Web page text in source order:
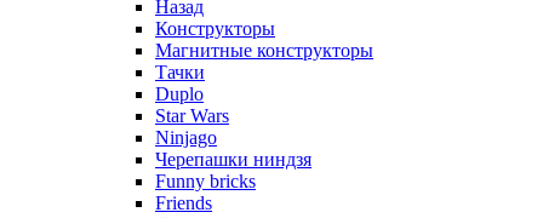
Назад
Конструкторы
Магнитные конструкторы
Тачки
Duplo
Star Wars
Ninjago
Черепашки ниндзя
Funny bricks
Friends